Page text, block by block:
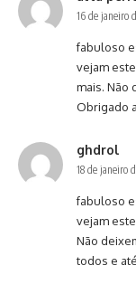
16 de janeiro
fabuloso
vejam
mais. Não
Obrigado
ghdrol
18 de janeiro
fabuloso
vejam
Não
todos e